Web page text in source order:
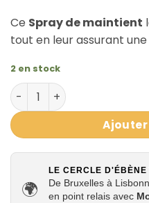
Ce Spray de maintient
tout en leur assurant
2 en stock
quantité de Spray de
Ajouter
🌍
LE CERCLE D'ÉBÈNE
De Bruxelles à
en point relais avec